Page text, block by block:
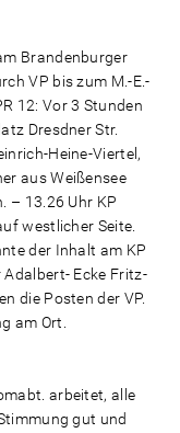
Brandenburger
VP bis zum M.-E.-
12: Vor 3 Stunden
Dresdner Str.
Heine-Viertel,
aus Weißensee
– 13.26 Uhr KP
westlicher Seite.
der Inhalt am KP
Ecke Fritz-
die Posten der VP.
am Ort.
arbeitet, alle
gut und